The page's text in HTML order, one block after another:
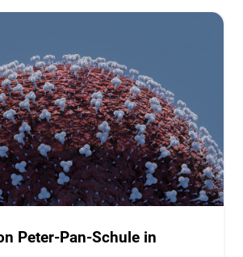
Peter-Pan-Schule in